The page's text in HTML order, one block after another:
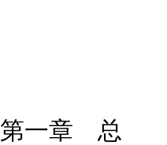
第一章 总